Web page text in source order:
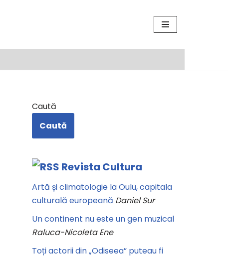
Caută
Caută
Revista Cultura
Artă și climatologie la Oulu, capitala
culturală europeană Daniel Sur
Un continent nu este un gen muzical
Raluca-Nicoleta Ene
Toți actorii din „Odiseea” puteau fi